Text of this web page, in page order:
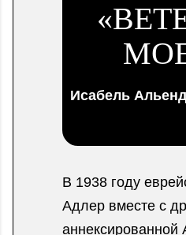
Исабель
В 1938 году
Адлер вместе с
аннексированной